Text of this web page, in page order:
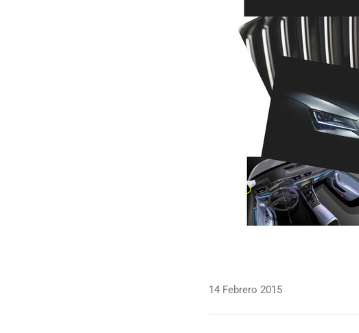
14 Febrero 2015